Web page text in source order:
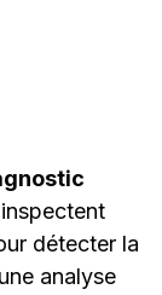
détecter la
analyse